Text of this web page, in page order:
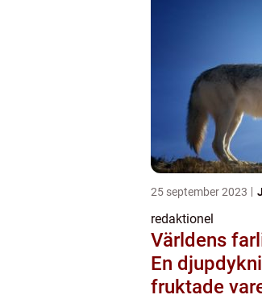
25 september 2023
redaktionel
Världens
En
fruktade